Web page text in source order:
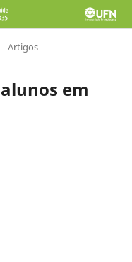
Artigos
em